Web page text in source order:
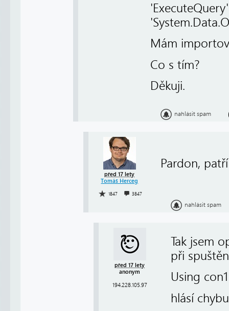
Mám
Co s tím?
Děkuji.
nahlásit spam
před 17 lety
Tomáš Herceg
1847 3847
Pardon,
nahlásit spam
před 17 lety
anonym
194.228.105.97
Tak jsem
při
Using
hlásí chybu